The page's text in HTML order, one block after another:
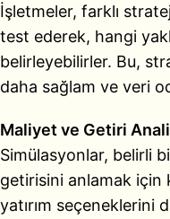
İşletmeler, farklı
test ederek, hangi
belirleyebilirler. Bu,
daha sağlam ve veri
Maliyet ve Getiri
Simülasyonlar, belirli
getirisini anlamak için
yatırım seçeneklerini